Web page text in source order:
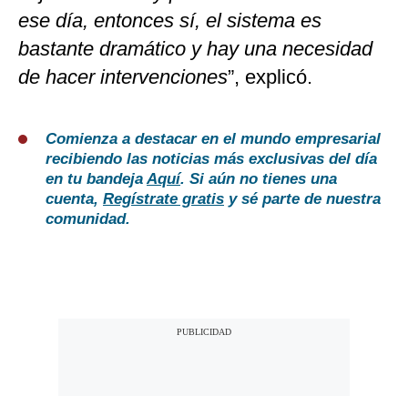
ese día, entonces sí, el sistema es
bastante dramático y hay una necesidad
de hacer intervenciones”, explicó.
Comienza a destacar en el mundo empresarial
recibiendo las noticias más exclusivas del día
en tu bandejaAquí. Si aún no tienes una
cuenta, Regístrate gratis y sé parte de nuestra
comunidad.